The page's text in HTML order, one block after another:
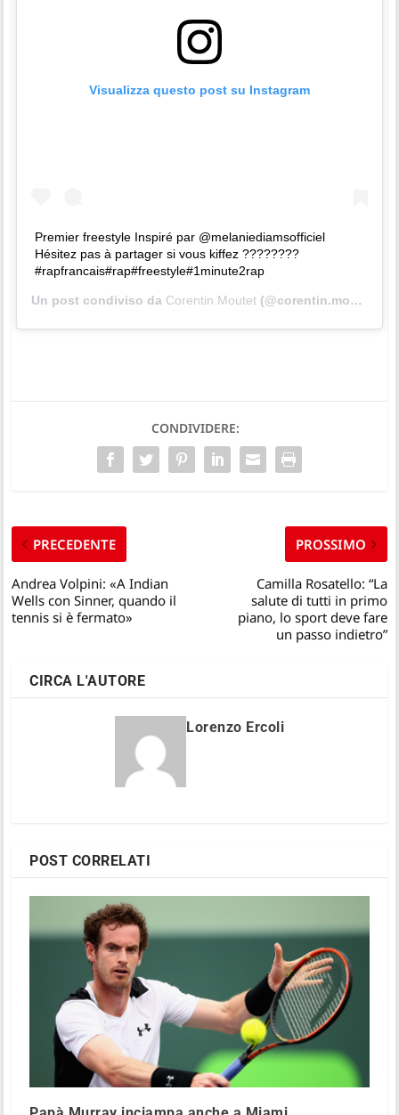
Visualizza questo post su Instagram
Premier freestyle Inspiré par @melaniediamsofficiel
Hésitez pas à partager si vous kiffez ????????
#rapfrancais#rap#freestyle#1minute2rap
Un post condiviso da Corentin Moutet (@corentin.moutet) in data:
CONDIVIDERE:
PRECEDENTE
Andrea Volpini: «A Indian
Wells con Sinner, quando il
tennis si è fermato»
PROSSIMO
Camilla Rosatello: “La
salute di tutti in primo
piano, lo sport deve fare
un passo indietro”
CIRCA L'AUTORE
Lorenzo Ercoli
POST CORRELATI